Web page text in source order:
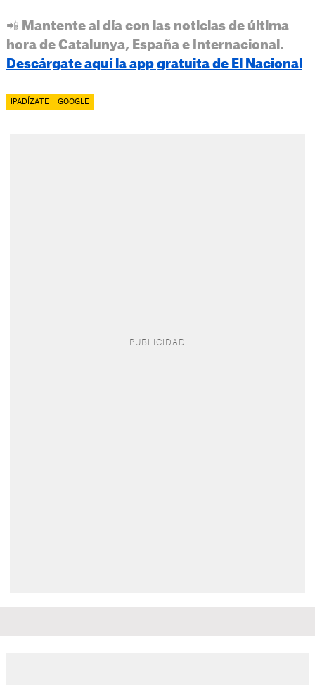
📲 Mantente al día con las noticias de última
hora de Catalunya, España e Internacional.
Descárgate aquí la app gratuita de El Nacional
IPADÍZATE GOOGLE